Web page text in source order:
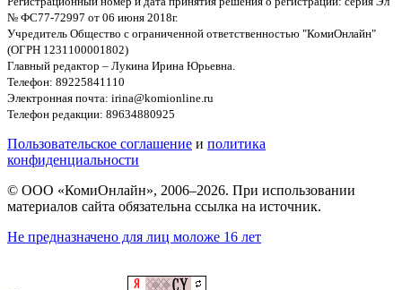
№ ФС77-72997 от 06 июня 2018г.
Учредитель Общество с ограниченной ответственностью "КомиОнлайн"
(ОГРН 1231100001802)
Главный редактор – Лукина Ирина Юрьевна.
Телефон: 89225841110
Электронная почта: irina@komionline.ru
Телефон редакции: 89634880925
Пользовательское соглашение и политика
конфиденциальности
© ООО «КомиОнлайн», 2006–2026. При использовании
материалов сайта обязательна ссылка на источник.
Не предназначено для лиц моложе 16 лет